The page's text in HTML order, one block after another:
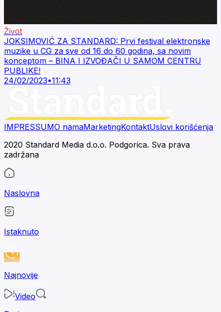
Život
JOKSIMOVIĆ ZA STANDARD: Prvi festival elektronske
muzike u CG za sve od 16 do 60 godina, sa novim
konceptom – BINA I IZVOĐAČI U SAMOM CENTRU
PUBLIKE!
24/02/2023•11:43
IMPRESSUMO namaMarketingKontaktUslovi korišćenja
2020 Standard Media d.o.o. Podgorica. Sva prava
zadržana
Naslovna
Istaknuto
Najnovije
Video